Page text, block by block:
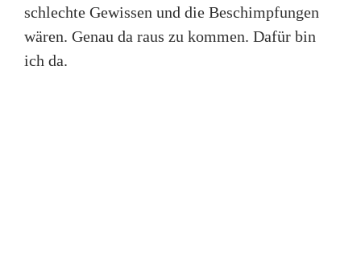
schlechte Gewissen und die Beschimpfungen
wären. Genau da raus zu kommen. Dafür bin
ich da.